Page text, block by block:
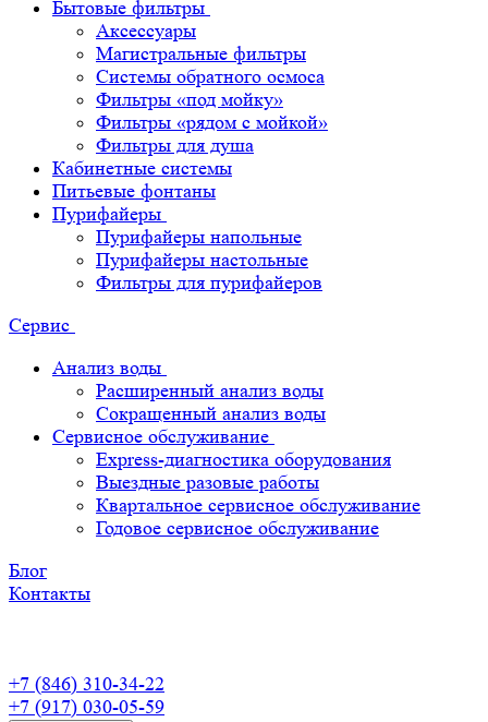
Бытовые фильтры
Аксессуары
Магистральные фильтры
Системы обратного осмоса
Фильтры «под мойку»
Фильтры «рядом с мойкой»
Фильтры для душа
Кабинетные системы
Питьевые фонтаны
Пурифайеры
Пурифайеры напольные
Пурифайеры настольные
Фильтры для пурифайеров
Сервис
Анализ воды
Расширенный анализ воды
Сокращенный анализ воды
Сервисное обслуживание
Express-диагностика оборудования
Выездные разовые работы
Квартальное сервисное обслуживание
Годовое сервисное обслуживание
Блог
Контакты
+7 (846) 310-34-22
+7 (917) 030-05-59